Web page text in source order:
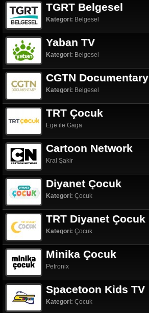
TGRT Belgesel
Kategori: Belgesel
Yaban TV
Kategori: Belgesel
CGTN Documentary
Kategori: Belgesel
TRT Çocuk
Ege ile Gaga
Cartoon Network
Kral Şakir
Diyanet Çocuk
Kategori: Çocuk
TRT Diyanet Çocuk
Kategori: Çocuk
Minika Çocuk
Petronix
Spacetoon Kids TV
Kategori: Çocuk